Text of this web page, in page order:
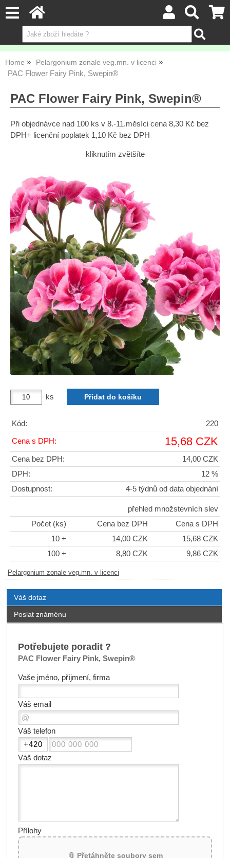
Home Pelargonium zonale veg.mn. v licenci
PAC Flower Fairy Pink, Swepin®
PAC Flower Fairy Pink, Swepin®
Při objednávce nad 100 ks v 8.-11.měsíci cena 8,30 Kč bez
DPH+ licenční poplatek 1,10 Kč bez DPH
kliknutím zvětšíte
ks
Kód: 220
Cena s DPH: 15,68 CZK
Cena bez DPH:
14,00 CZK
DPH:
12 %
Dostupnost:
4-5 týdnů od data objednání
přehled množstevních slev
Počet (ks)
Cena bez DPH
Cena s DPH
10 +
14,00 CZK
15,68 CZK
100 +
8,80 CZK 9,86 CZK
Pelargonium zonale veg.mn. v licenci
Váš dotaz
Poslat známénu
Potřebujete poradit ?
PAC Flower Fairy Pink, Swepin®
Vaše jméno, příjmení, firma
Váš email
Váš telefon
Váš dotaz
Přílohy
📎 Přetáhněte soubory sem